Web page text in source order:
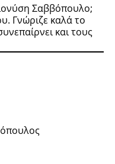
Σαββόπουλο;
Γνώριζε καλά το
και τους